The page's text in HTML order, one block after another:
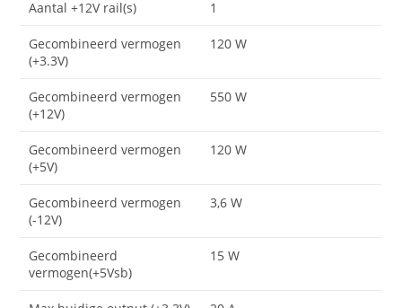
Aantal +12V rail(s) 1
Gecombineerd vermogen
(+3.3V)
120 W
Gecombineerd vermogen
(+12V)
550 W
Gecombineerd vermogen
(+5V)
120 W
Gecombineerd vermogen
(-12V)
3,6 W
Gecombineerd
vermogen(+5Vsb)
15 W